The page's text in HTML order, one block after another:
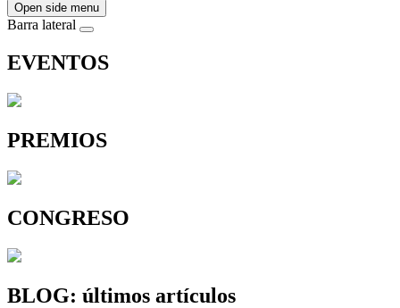
Open side menu
Barra lateral
EVENTOS
PREMIOS
CONGRESO
BLOG: últimos artículos